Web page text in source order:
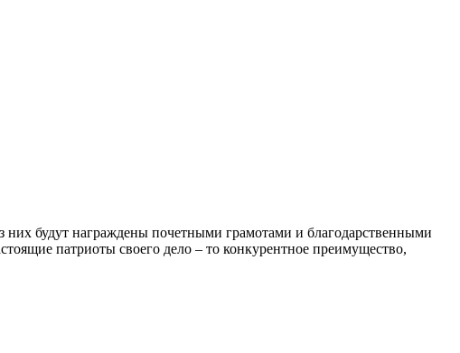
будут награждены почетными грамотами и благодарственными
патриоты своего дело – то конкурентное преимущество,